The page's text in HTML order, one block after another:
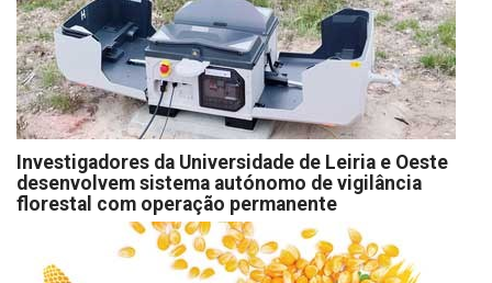
Investigadores da Universidade de Leiria e Oeste
desenvolvem sistema autónomo de vigilância
florestal com operação permanente